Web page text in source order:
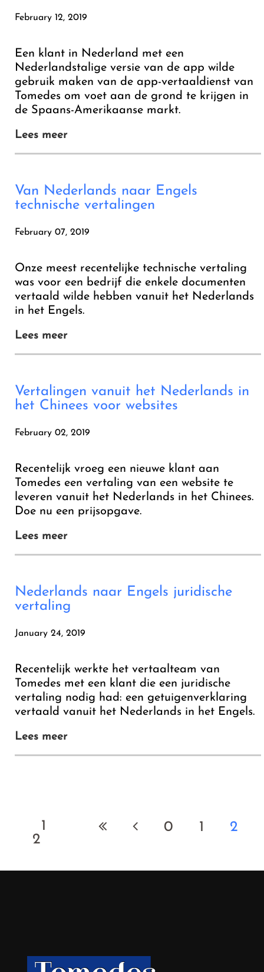
February 12, 2019
Een klant in Nederland met een
Nederlandstalige versie van de app wilde
gebruik maken van de app-vertaaldienst van
Tomedes om voet aan de grond te krijgen in
de Spaans-Amerikaanse markt.
Lees meer
Van Nederlands naar Engels
technische vertalingen
February 07, 2019
Onze meest recentelijke technische vertaling
was voor een bedrijf die enkele documenten
vertaald wilde hebben vanuit het Nederlands
in het Engels.
Lees meer
Vertalingen vanuit het Nederlands in
het Chinees voor websites
February 02, 2019
Recentelijk vroeg een nieuwe klant aan
Tomedes een vertaling van een website te
leveren vanuit het Nederlands in het Chinees.
Doe nu een prijsopgave.
Lees meer
Nederlands naar Engels juridische
vertaling
January 24, 2019
Recentelijk werkte het vertaalteam van
Tomedes met een klant die een juridische
vertaling nodig had: een getuigenverklaring
vertaald vanuit het Nederlands in het Engels.
Lees meer
1
2
0 1 2